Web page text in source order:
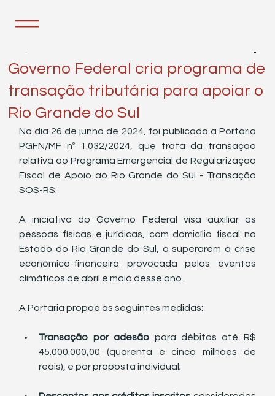
Governo Federal cria programa de
transação tributária para apoiar o
Rio Grande do Sul
No dia 26 de junho de 2024, foi publicada a Portaria
PGFN/MF nº 1.032/2024, que trata da transação
relativa ao Programa Emergencial de Regularização
Fiscal de Apoio ao Rio Grande do Sul - Transação
SOS-RS.
A iniciativa do Governo Federal visa auxiliar as
pessoas físicas e jurídicas, com domicílio fiscal no
Estado do Rio Grande do Sul, a superarem a crise
econômico-financeira provocada pelos eventos
climáticos de abril e maio desse ano.
A Portaria propõe as seguintes medidas:
Transação por adesão para débitos até R$
45.000.000,00 (quarenta e cinco milhões de
reais), e por proposta individual;